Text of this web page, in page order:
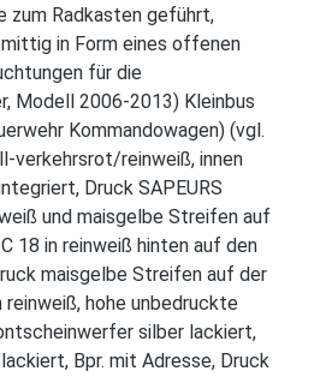
zum Radkasten geführt,
in Form eines offenen
für die
Modell 2006-2013) Kleinbus
Kommandowagen) (vgl.
verkehrsrot/reinweiß, innen
Druck SAPEURS
und maisgelbe Streifen auf
18 in reinweiß hinten auf den
maisgelbe Streifen auf der
reinweiß, hohe unbedruckte
silber lackiert,
Bpr. mit Adresse, Druck